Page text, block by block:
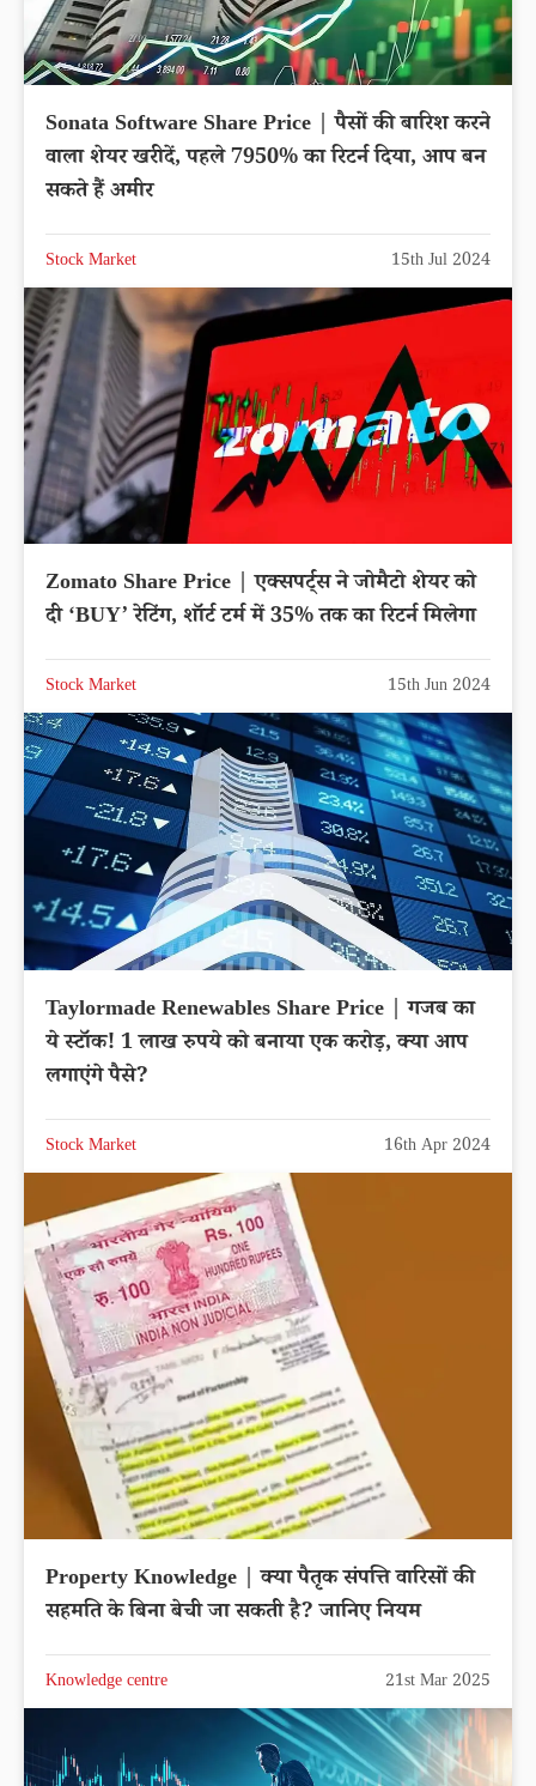
Sonata Software Share Price | पैसों की बारिश करने
वाला शेयर खरीदें, पहले 7950% का रिटर्न दिया, आप बन
सकते हैं अमीर
Stock Market 15th Jul 2024
Zomato Share Price | एक्सपर्ट्स ने जोमैटो शेयर को
दी ‘BUY’ रेटिंग, शॉर्ट टर्म में 35% तक का रिटर्न मिलेगा
Stock Market 15th Jun 2024
Taylormade Renewables Share Price | गजब का
ये स्टॉक! 1 लाख रुपये को बनाया एक करोड़, क्‍या आप
लगाएंगे पैसे?
Stock Market 16th Apr 2024
Property Knowledge | क्या पैतृक संपत्ति वारिसों की
सहमति के बिना बेची जा सकती है? जानिए नियम
Knowledge centre 21st Mar 2025